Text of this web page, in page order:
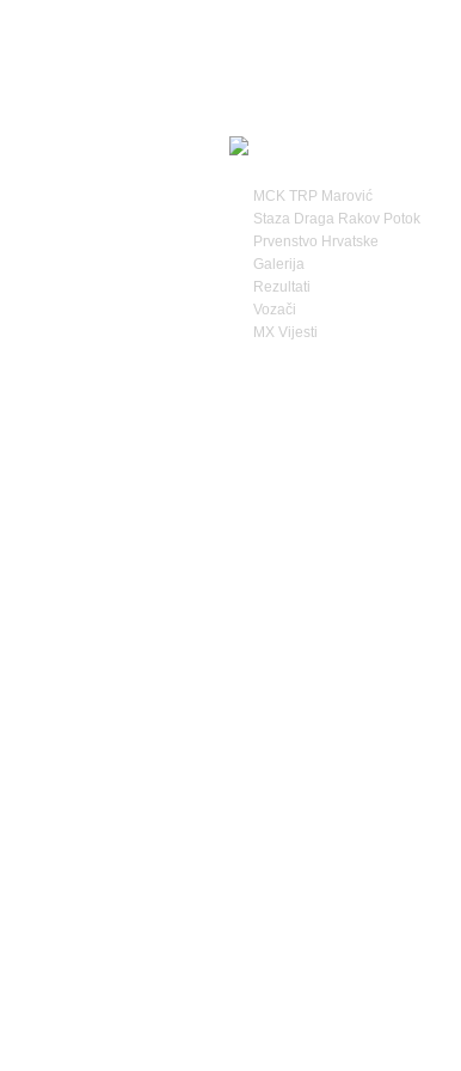
MCK TRP Marović
Staza Draga Rakov Potok
Prvenstvo Hrvatske
Galerija
Rezultati
Vozači
MX Vijesti